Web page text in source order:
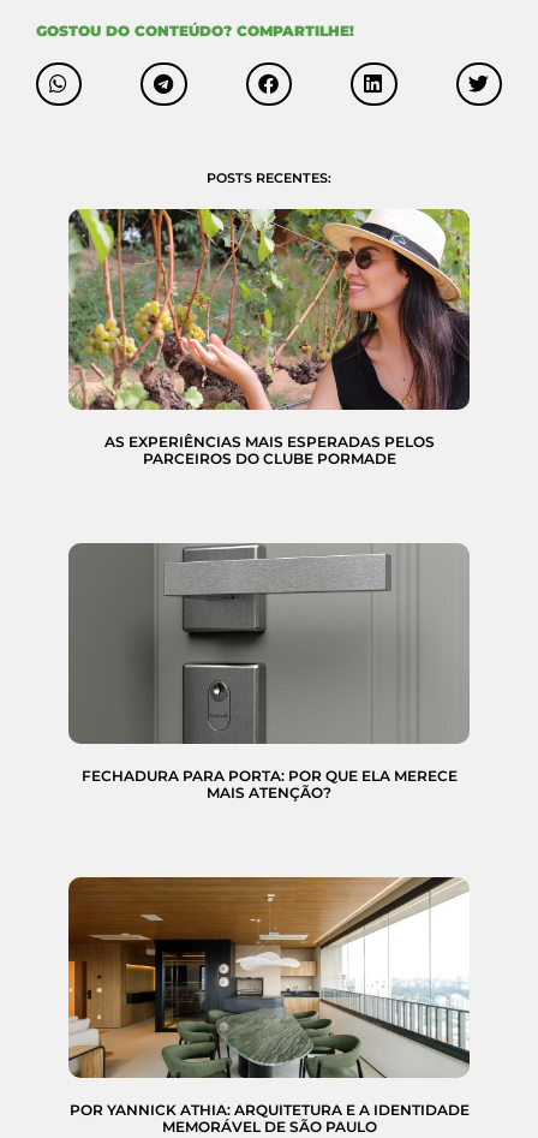
GOSTOU DO CONTEÚDO? COMPARTILHE!
POSTS RECENTES:
AS EXPERIÊNCIAS MAIS ESPERADAS PELOS
PARCEIROS DO CLUBE PORMADE
FECHADURA PARA PORTA: POR QUE ELA MERECE
MAIS ATENÇÃO?
POR YANNICK ATHIA: ARQUITETURA E A IDENTIDADE
MEMORÁVEL DE SÃO PAULO